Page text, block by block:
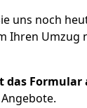
uns noch
Ihren Umzug
das Formular